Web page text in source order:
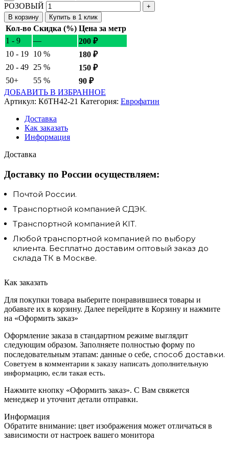
РОЗОВЫЙ
В корзину Купить в 1 клик
Кол-во Скидка (%) Цена за метр
1 - 9
— 200 ₽
10 - 19 10 % 180 ₽
20 - 49 25 % 150 ₽
50+
55 % 90 ₽
ДОБАВИТЬ В ИЗБРАННОЕ
Артикул: КбТН42-21 Категория: Еврофатин
Доставка
Как заказать
Информация
Доставка
Доставку по России осуществляем:
Почтой России.
Транспортной компанией СДЭК.
Транспортной компанией KIT.
Любой транспортной компанией по выбору
клиента. Бесплатно доставим оптовый заказ до
склада ТК в Москве.
Как заказать
Для покупки товара выберите понравившиеся товары и
добавьте их в корзину. Далее перейдите в Корзину и нажмите
на «Оформить заказ»
Оформление заказа в стандартном режиме выглядит
следующим образом. Заполняете полностью форму по
последовательным этапам: данные о себе, способ доставки.
Советуем в комментарии к заказу написать дополнительную
информацию, если такая есть.
Нажмите кнопку «Оформить заказ». С Вам свяжется
менеджер и уточнит детали отправки.
Информация
Обратите внимание: цвет изображения может отличаться в
зависимости от настроек вашего монитора